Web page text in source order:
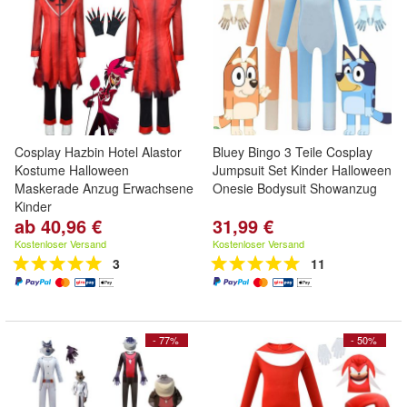
Cosplay Hazbin Hotel Alastor
Kostume Halloween
Maskerade Anzug Erwachsene
Kinder
ab 40,96 €
Kostenloser Versand
3
Bluey Bingo 3 Teile Cosplay
Jumpsuit Set Kinder Halloween
Onesie Bodysuit Showanzug
31,99 €
Kostenloser Versand
11
- 77% - 50%